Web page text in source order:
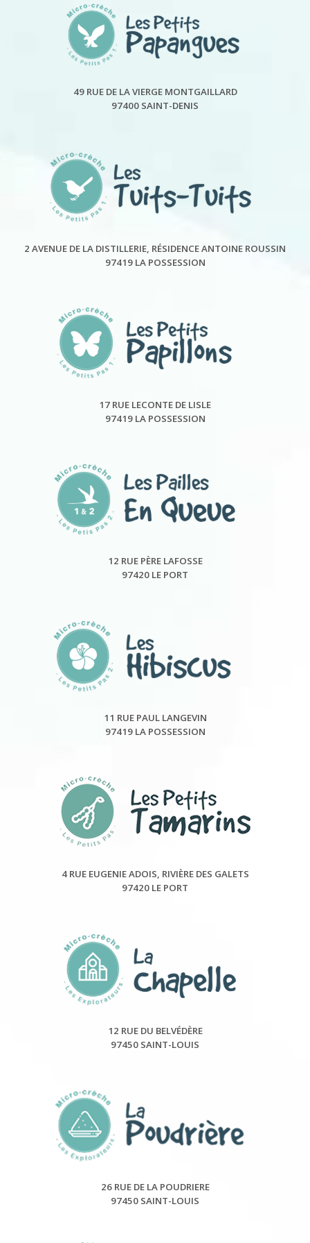
49 RUE DE LA VIERGE MONTGAILLARD
97400 SAINT-DENIS
2 AVENUE DE LA DISTILLERIE, RÉSIDENCE ANTOINE ROUSSIN
97419 LA POSSESSION
17 RUE LECONTE DE LISLE
97419 LA POSSESSION
12 RUE PÈRE LAFOSSE
97420 LE PORT
11 RUE PAUL LANGEVIN
97419 LA POSSESSION
4 RUE EUGENIE ADOIS, RIVIÈRE DES GALETS
97420 LE PORT
12 RUE DU BELVÉDÈRE
97450 SAINT-LOUIS
26 RUE DE LA POUDRIERE
97450 SAINT-LOUIS